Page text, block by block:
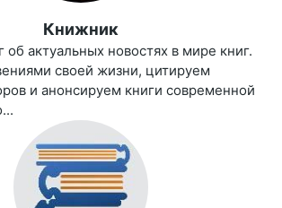
Книжник
об актуальных новостях в мире книг.
своей жизни, цитируем
и анонсируем книги современной